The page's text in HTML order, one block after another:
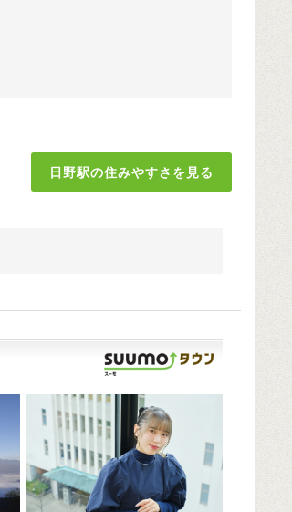
日野駅の住みやすさを見る